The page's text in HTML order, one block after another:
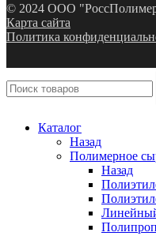
© 2024 ООО
Карта сайта
Политика
Каталог
Назад
Полимерное
Назад